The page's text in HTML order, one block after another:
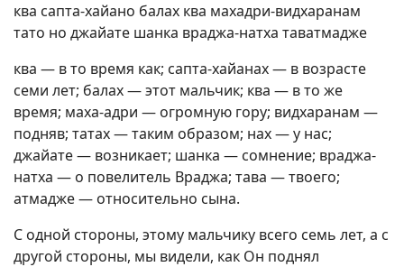
ква сапта-хайано балах ква махадри-видхаранам
тато но джайате шанка враджа-натха таватмадже
ква — в то время как; сапта-хайанах — в возрасте
семи лет; балах — этот мальчик; ква — в то же
время; маха-адри — огромную гору; видхаранам —
подняв; татах — таким образом; нах — у нас;
джайате — возникает; шанка — сомнение; враджа-
натха — о повелитель Враджа; тава — твоего;
атмадже — относительно сына.
С одной стороны, этому мальчику всего семь лет, а с
другой стороны, мы видели, как Он поднял